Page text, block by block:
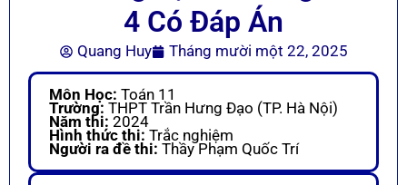
4 Có Đáp Án
Quang Huy Tháng mười một 22, 2025
Môn Học: Toán 11
Trường: THPT Trần Hưng Đạo (TP. Hà Nội)
Năm thi: 2024
Hình thức thi: Trắc nghiệm
Người ra đề thi: Thầy Phạm Quốc Trí